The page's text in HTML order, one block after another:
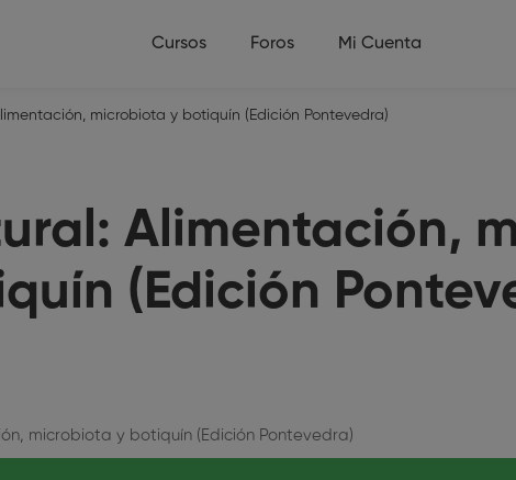
Cursos Foros Mi Cuenta
Alimentación,
(Edición
microbiota y botiquín (Edición Pontevedra)
microbiota y botiquín (Edición Pontevedra)